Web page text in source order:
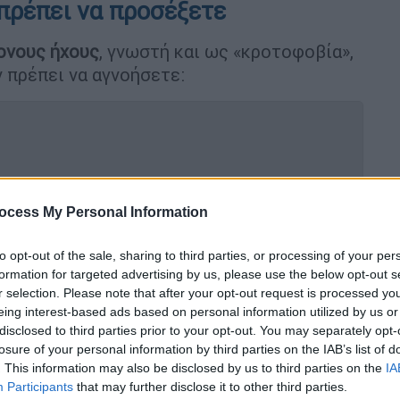
My Personal Information
opt-out of the sale, sharing to third parties, or processing of your
for targeted advertising by us, please use the below opt-out
selection. Please note that after your opt-out request is processed
interest-based ads based on personal information utilized by us
to third parties prior to your opt-out. You may separately
of your personal information by third parties on the IAB’s list of
This information may also be disclosed by us to third parties on the
Participants that may further disclose it to other third parties.
να προσέξετε
ήχους, γνωστή και ως «κροτοφοβία»,
να αγνοήσετε:
προτείνουν να... κοιμάστε
ταχυκαρδία, δύσπνοια,
τα αυτιά κατεβασμένα, η επίμονη
σημεία ή η απεγνωσμένη τάση φυγής που